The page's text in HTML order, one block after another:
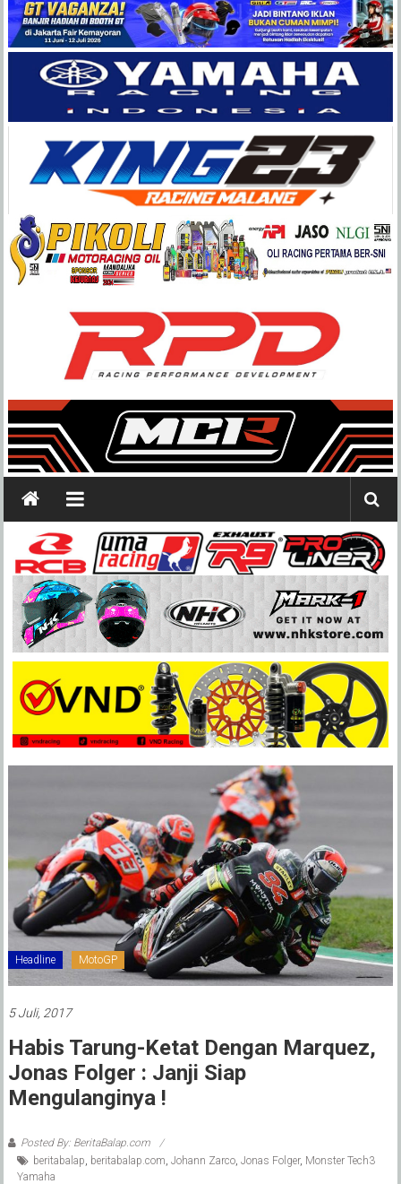
Balap
Paling
Lengkap
Headline MotoGP
5 Juli, 2017
Habis Tarung-Ketat Dengan Marquez,
Jonas Folger : Janji Siap
Mengulanginya !
Posted By: BeritaBalap.com
beritabalap, beritabalap.com, Johann Zarco, Jonas Folger, Monster Tech3
Yamaha